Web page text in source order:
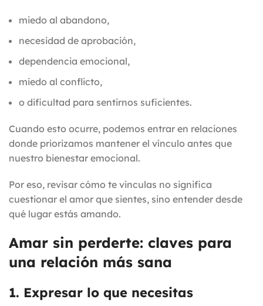
miedo al abandono,
necesidad de aprobación,
dependencia emocional,
miedo al conflicto,
o dificultad para sentirnos suficientes.
Cuando esto ocurre, podemos entrar en relaciones
donde priorizamos mantener el vínculo antes que
nuestro bienestar emocional.
Por eso, revisar cómo te vinculas no significa
cuestionar el amor que sientes, sino entender desde
qué lugar estás amando.
Amar sin perderte: claves para
una relación más sana
1. Expresar lo que necesitas